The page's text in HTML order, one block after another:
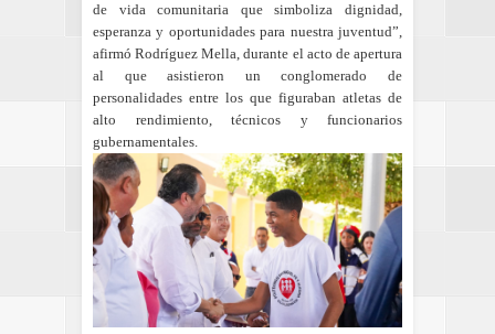
de vida comunitaria que simboliza dignidad,
esperanza y oportunidades para nuestra juventud”,
afirmó Rodríguez Mella, durante el acto de apertura
al que asistieron un conglomerado de
personalidades entre los que figuraban atletas de
alto rendimiento, técnicos y funcionarios
gubernamentales.